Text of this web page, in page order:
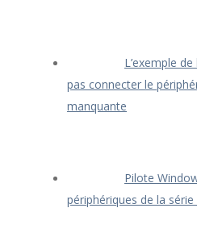
L’exemple
pas connecter le
manquante
Pilote
périphériques de la série